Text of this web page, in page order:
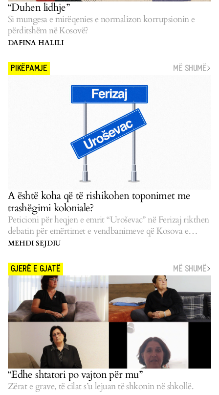
“Duhen lidhje”
Si mungesa e mirëqenies e normalizon korrupsionin e
përditshëm në Kosovë?
DAFINA HALILI
PIKËPAMJE MË SHUMË
A është koha që të rishikohen toponimet me
trashëgimi koloniale?
Peticioni për heqjen e emrit “Uroševac” në Ferizaj rikthen
debatin për emërtimet e vendbanimeve që Kosova e
pasluftës i la të pazgjidhura.
MEHDI SEJDIU
GJERË E GJATË MË SHUMË
“Edhe shtatori po vajton për mu”
Zërat e grave, të cilat s’u lejuan të shkonin në shkollë.